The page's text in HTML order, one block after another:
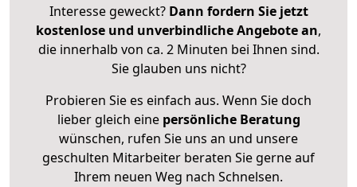
Interesse geweckt? Dann fordern Sie jetzt
kostenlose und unverbindliche Angebote an,
die innerhalb von ca. 2 Minuten bei Ihnen sind.
Sie glauben uns nicht?
Probieren Sie es einfach aus. Wenn Sie doch
lieber gleich eine persönliche Beratung
wünschen, rufen Sie uns an und unsere
geschulten Mitarbeiter beraten Sie gerne auf
Ihrem neuen Weg nach Schnelsen.